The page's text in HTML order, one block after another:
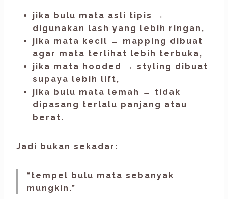
jika bulu mata asli tipis →
digunakan lash yang lebih ringan,
jika mata kecil → mapping dibuat
agar mata terlihat lebih terbuka,
jika mata hooded → styling dibuat
supaya lebih lift,
jika bulu mata lemah → tidak
dipasang terlalu panjang atau
berat.
Jadi bukan sekadar:
“tempel bulu mata sebanyak
mungkin.”